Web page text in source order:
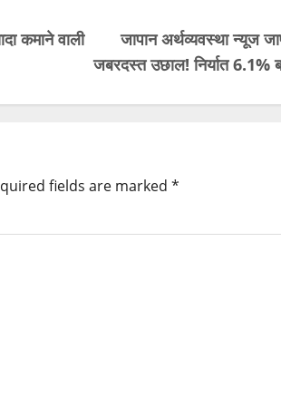
कमाने वाली
जापान अर्थव्यवस्था न्यूज
जबरदस्त उछाल! निर्यात
fields are marked *